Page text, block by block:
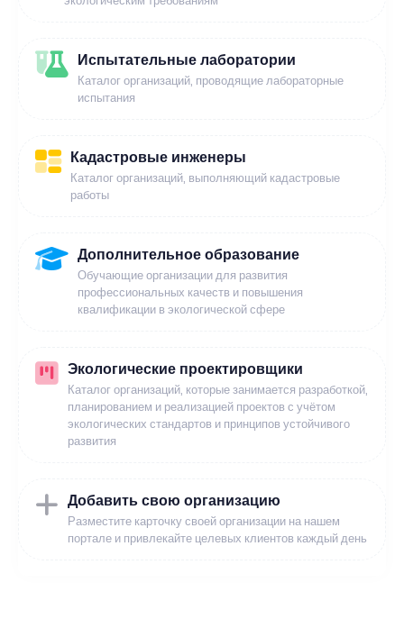
Испытательные лаборатории
Каталог организаций, проводящие лабораторные
испытания
Кадастровые инженеры
Каталог организаций, выполняющий кадастровые
работы
Дополнительное образование
Обучающие организации для развития
профессиональных качеств и повышения
квалификации в экологической сфере
Экологические проектировщики
Каталог организаций, которые занимается разработкой,
планированием и реализацией проектов с учётом
экологических стандартов и принципов устойчивого
развития
Добавить свою организацию
Разместите карточку своей организации на нашем
портале и привлекайте целевых клиентов каждый день